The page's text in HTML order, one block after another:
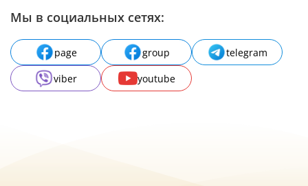
Мы в социальных сетях:
page group
telegram
viber
youtube